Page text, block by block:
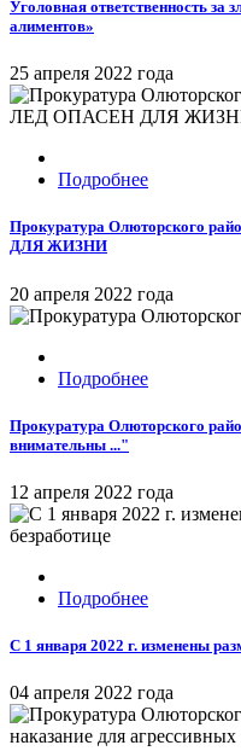
Уголовная ответственность за
алиментов»
25 апреля 2022 года
Подробнее
Прокуратура Олюторского
ДЛЯ ЖИЗНИ
20 апреля 2022 года
Подробнее
Прокуратура Олюторского
внимательны ..."
12 апреля 2022 года
Подробнее
С 1 января 2022 г. изменены
04 апреля 2022 года